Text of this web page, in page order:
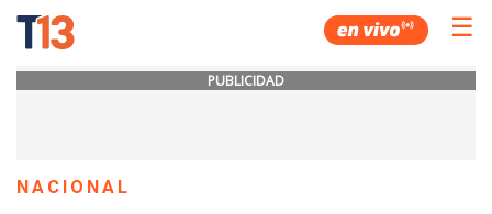
☰
PUBLICIDAD
NACIONAL